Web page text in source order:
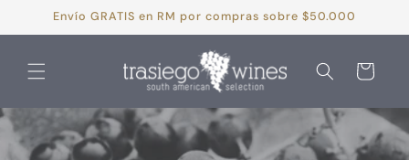
directamente
al contenido
Envío GRATIS en RM por compras sobre $50.000
Carrito